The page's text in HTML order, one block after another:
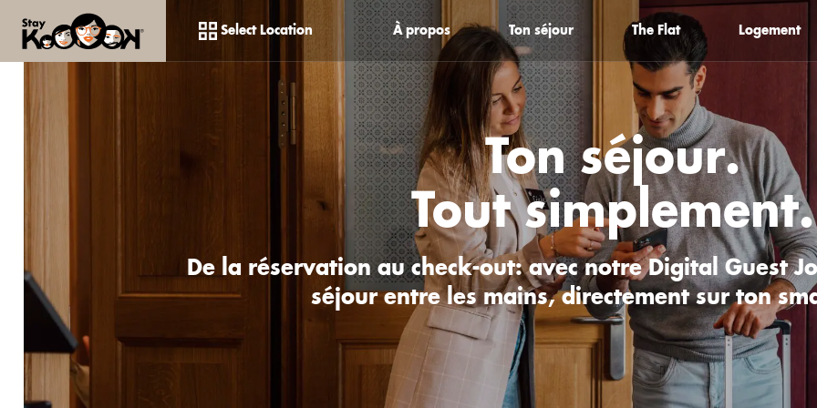
Select Location À propos Ton séjour The Flat Logement
Studios
Ton séjour.
Tout simplement.
De la réservation au check-out: avec notre Digital Guest
séjour entre les mains, directement sur ton